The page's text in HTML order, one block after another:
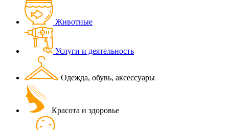
Животные
Услуги и деятельность
Одежда, обувь, аксессуары
Красота и здоровье